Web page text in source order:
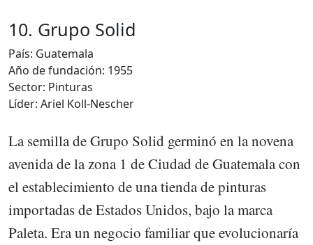
10. Grupo Solid
País: Guatemala
Año de fundación: 1955
Sector: Pinturas
Líder: Ariel Koll-Nescher
La semilla de Grupo Solid germinó en la novena
avenida de la zona 1 de Ciudad de Guatemala con
el establecimiento de una tienda de pinturas
importadas de Estados Unidos, bajo la marca
Paleta. Era un negocio familiar que evolucionaría